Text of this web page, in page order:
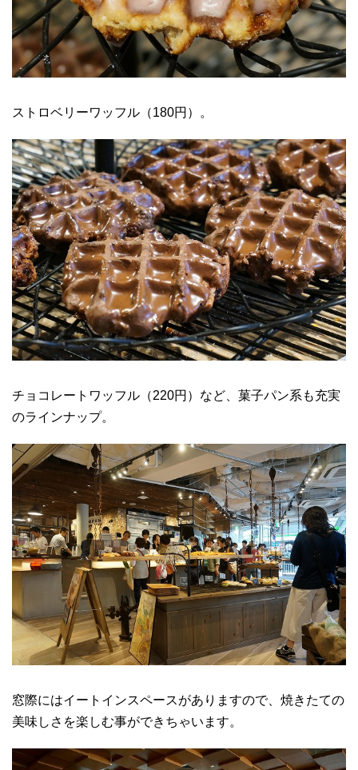
ストロベリーワッフル（180円）。
チョコレートワッフル（220円）など、菓子パン系も充実
のラインナップ。
窓際にはイートインスペースがありますので、焼きたての
美味しさを楽しむ事ができちゃいます。